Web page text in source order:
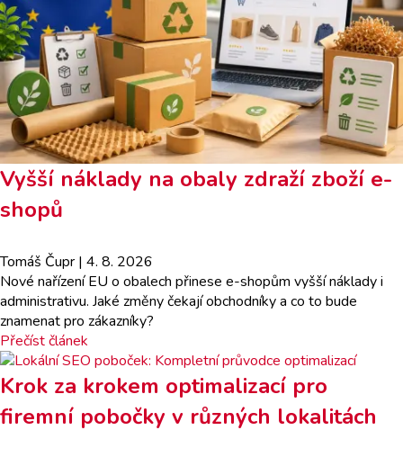
Vyšší náklady na obaly zdraží zboží e-
shopů
Tomáš Čupr | 4. 8. 2026
Nové nařízení EU o obalech přinese e-shopům vyšší náklady i
administrativu. Jaké změny čekají obchodníky a co to bude
znamenat pro zákazníky?
Přečíst článek
Krok za krokem optimalizací pro
firemní pobočky v různých lokalitách